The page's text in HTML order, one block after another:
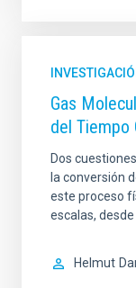
Gas
del Tiempo
Dos
la conversión
este proceso
escalas,
Helmut